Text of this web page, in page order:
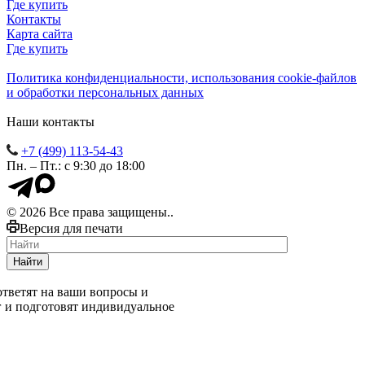
Где купить
Контакты
Карта сайта
Где купить
Политика конфиденциальности, использования сookie-файлов
и обработки персональных данных
Наши контакты
+7 (499) 113-54-43
Пн. – Пт.: с 9:30 до 18:00
© 2026 Все права защищены..
Версия для печати
Найти
на ваши вопросы и
и подготовят индивидуальное